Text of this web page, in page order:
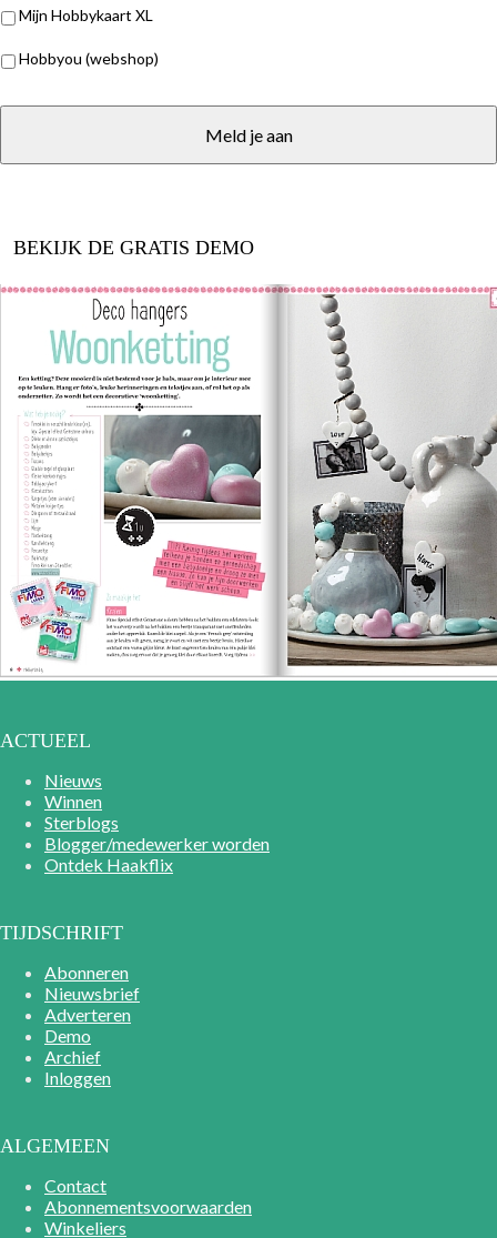
Mijn Hobbykaart XL
Hobbyou (webshop)
BEKIJK DE GRATIS DEMO
ACTUEEL
Nieuws
Winnen
Sterblogs
Blogger/medewerker worden
Ontdek Haakflix
TIJDSCHRIFT
Abonneren
Nieuwsbrief
Adverteren
Demo
Archief
Inloggen
ALGEMEEN
Contact
Abonnementsvoorwaarden
Winkeliers